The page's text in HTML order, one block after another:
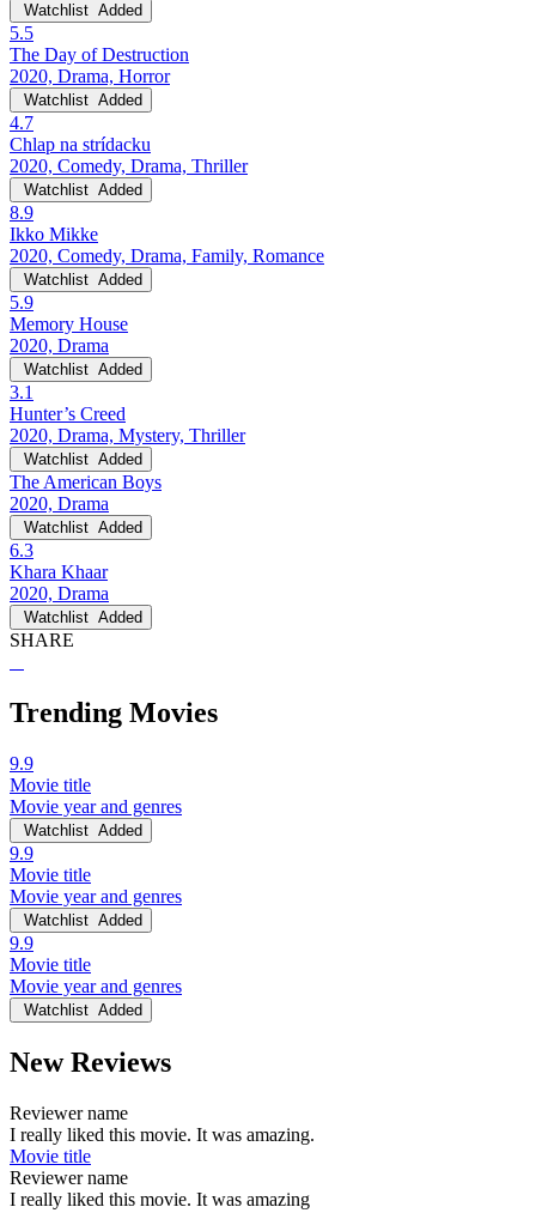
Watchlist Added
5.5
The Day of Destruction
2020, Drama, Horror
Watchlist Added
4.7
Chlap na strídacku
2020, Comedy, Drama, Thriller
Watchlist Added
8.9
Ikko Mikke
2020, Comedy, Drama, Family, Romance
Watchlist Added
5.9
Memory House
2020, Drama
Watchlist Added
3.1
Hunter’s Creed
2020, Drama, Mystery, Thriller
Watchlist Added
The American Boys
2020, Drama
Watchlist Added
6.3
Khara Khaar
2020, Drama
Watchlist Added
SHARE
Trending Movies
9.9
Movie title
Movie year and genres
Watchlist Added
9.9
Movie title
Movie year and genres
Watchlist Added
9.9
Movie title
Movie year and genres
Watchlist Added
New Reviews
Reviewer name
I really liked this movie. It was amazing.
Movie title
Reviewer name
I really liked this movie. It was amazing